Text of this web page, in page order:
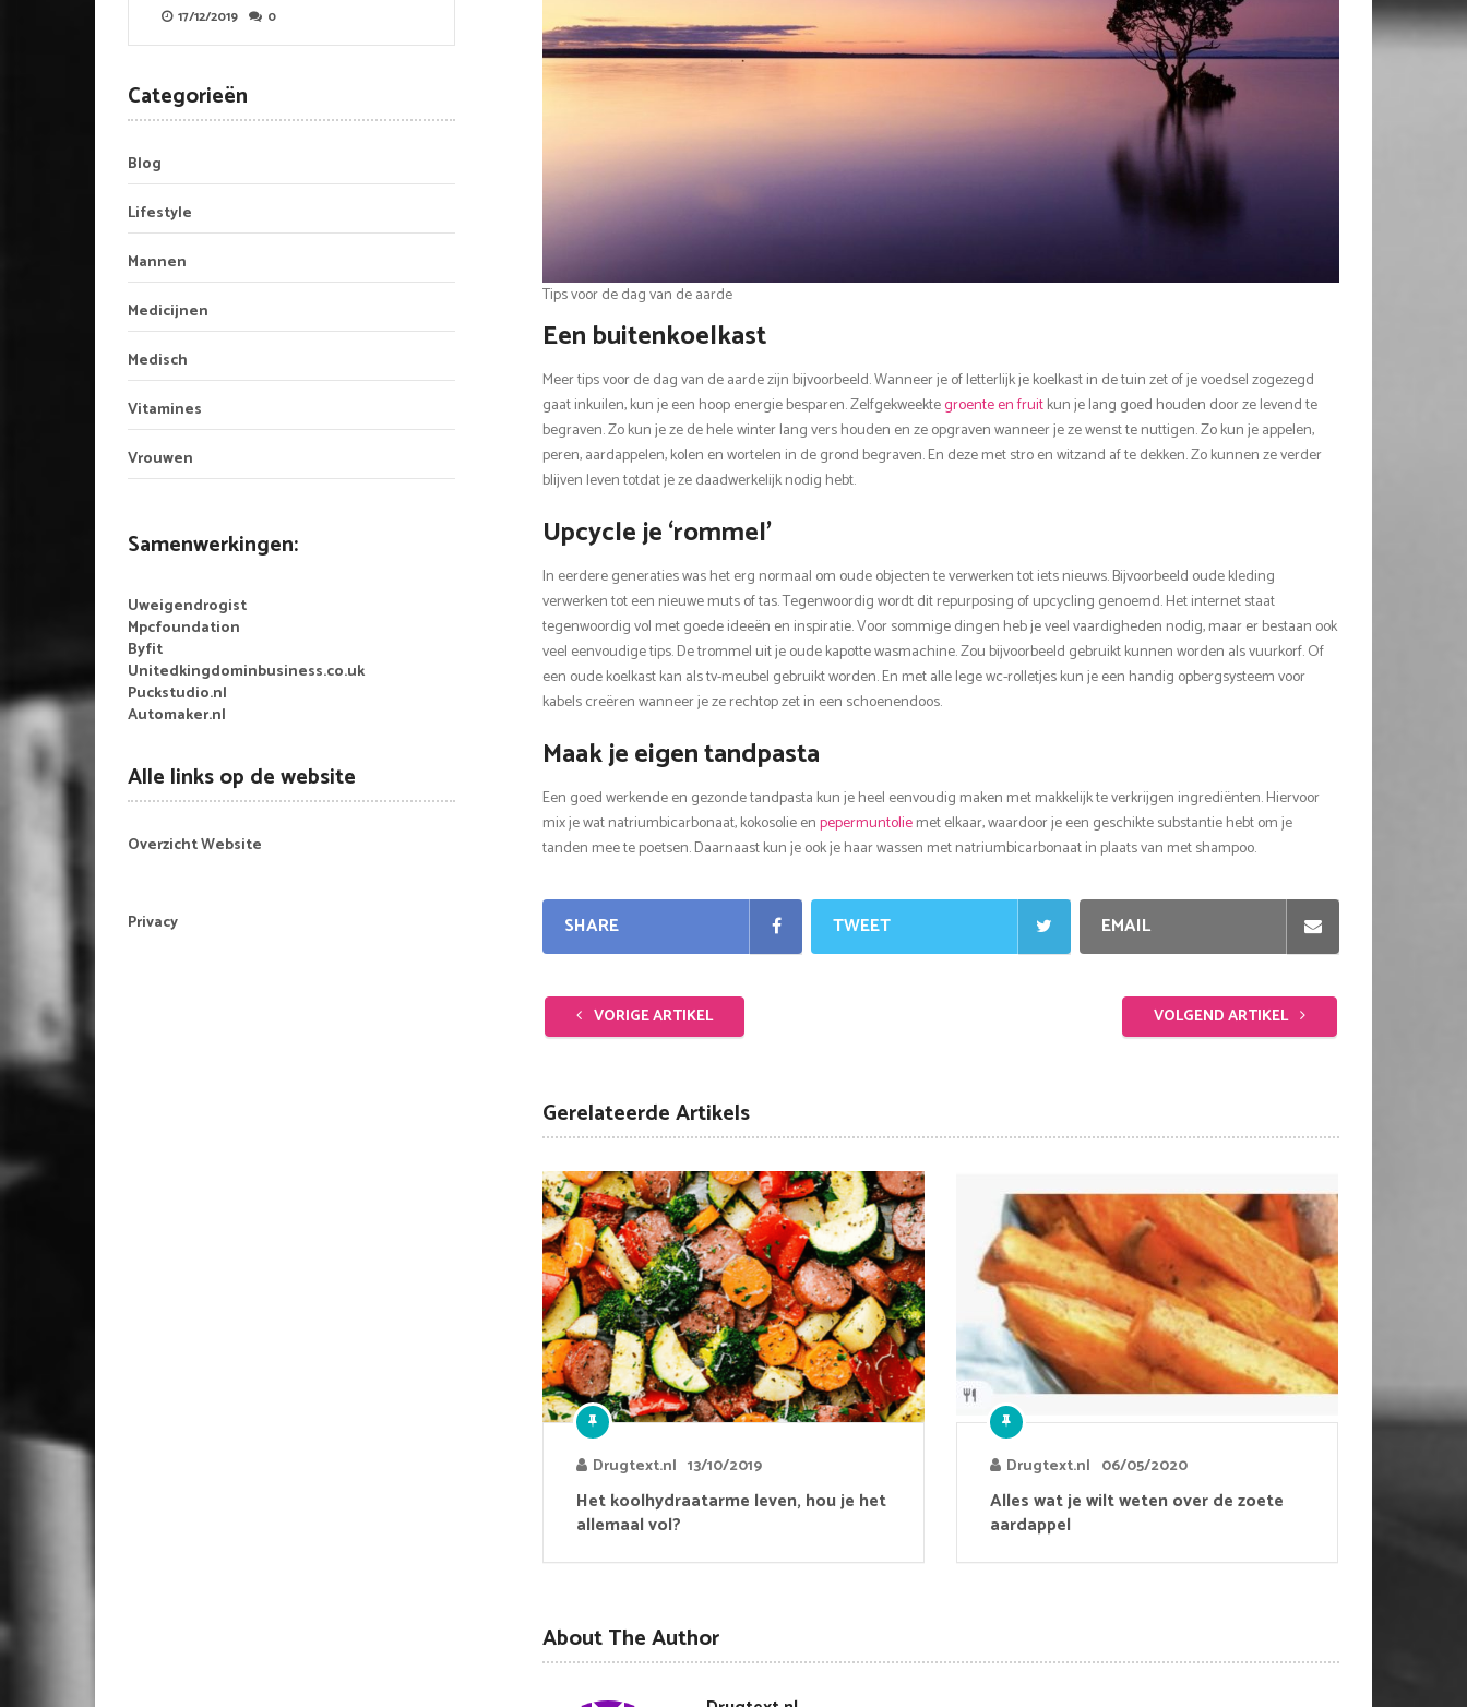
Tips voor de dag van de aarde
Een buitenkoelkast
Meer tips voor de dag van de aarde zijn bijvoorbeeld. Wanneer je of letterlijk je koelkast in de tuin zet of je voedsel zogezegd
gaat inkuilen, kun je een hoop energie besparen. Zelfgekweektegroente en fruitkun je lang goed houden door ze levend te
begraven. Zo kun je ze de hele winter lang vers houden en ze opgraven wanneer je ze wenst te nuttigen. Zo kun je appelen,
peren, aardappelen, kolen en wortelen in de grond begraven. En deze met stro en witzand af te dekken. Zo kunnen ze verder
blijven leven totdat je ze daadwerkelijk nodig hebt.
Upcycle je ‘rommel’
In eerdere generaties was het erg normaal om oude objecten te verwerken tot iets nieuws. Bijvoorbeeld oude kleding
verwerken tot een nieuwe muts of tas. Tegenwoordig wordt dit repurposing of upcycling genoemd. Het internet staat
tegenwoordig vol met goede ideeën en inspiratie. Voor sommige dingen heb je veel vaardigheden nodig, maar er bestaan ook
veel eenvoudige tips. De trommel uit je oude kapotte wasmachine. Zou bijvoorbeeld gebruikt kunnen worden als vuurkorf. Of
een oude koelkast kan als tv-meubel gebruikt worden. En met alle lege wc-rolletjes kun je een handig opbergsysteem voor
kabels creëren wanneer je ze rechtop zet in een schoenendoos.
Maak je eigen tandpasta
Een goed werkende en gezonde tandpasta kun je heel eenvoudig maken met makkelijk te verkrijgen ingrediënten. Hiervoor
mix je wat natriumbicarbonaat, kokosolie enpepermuntoliemet elkaar, waardoor je een geschikte substantie hebt om je
tanden mee te poetsen. Daarnaast kun je ook je haar wassen met natriumbicarbonaat in plaats van met shampoo.
SHARE TWEET EMAIL
VORIGE ARTIKEL VOLGEND ARTIKEL
Gerelateerde Artikels
Drugtext.nl 13/10/2019
Het koolhydraatarme leven, hou je het
allemaal vol?
Drugtext.nl 06/05/2020
Alles wat je wilt weten over de zoete
aardappel
About The Author
17/12/2019 0
Categorieën
Blog
Lifestyle
Mannen
Medicijnen
Medisch
Vitamines
Vrouwen
Samenwerkingen:
Uweigendrogist
Mpcfoundation
Byfit
Unitedkingdominbusiness.co.uk
Puckstudio.nl
Automaker.nl
Alle links op de website
Overzicht Website
Privacy